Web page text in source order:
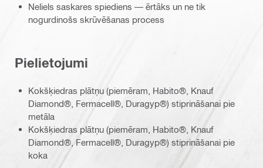
Neliels saskares spiediens — ērtāks un ne tik
nogurdinošs skrūvēšanas process
Pielietojumi
Kokšķiedras plātņu (piemēram, Habito®, Knauf
Diamond®, Fermacell®, Duragyp®) stiprināšanai pie
metāla
Kokšķiedras plātņu (piemēram, Habito®, Knauf
Diamond®, Fermacell®, Duragyp®) stiprināšanai pie
koka